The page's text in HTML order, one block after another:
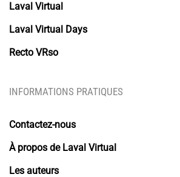
Laval Virtual
Laval Virtual Days
Recto VRso
INFORMATIONS PRATIQUES
Contactez-nous
À propos de Laval Virtual
Les auteurs